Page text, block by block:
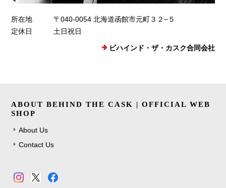
所在地
〒040-0054 北海道函館市元町３２−５
定休日
土日祝日
ビハインド・ザ・カスク合同会社
ABOUT BEHIND THE CASK | OFFICIAL WEB
SHOP
About Us
Contact Us